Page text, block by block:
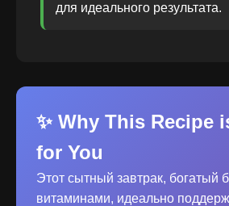
для идеального результата.
✨ Why This Recipe
for You
Этот сытный завтрак, богатый
витаминами, идеально